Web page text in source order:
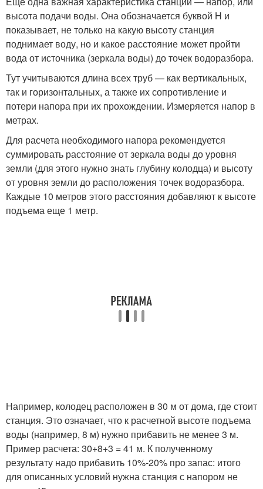
высота подачи воды. Она обозначается буквой H и
показывает, не только на какую высоту станция
поднимает воду, но и какое расстояние может пройти
вода от источника (зеркала воды) до точек водоразбора.
Тут учитываются длина всех труб — как вертикальных,
так и горизонтальных, а также их сопротивление и
потери напора при их прохождении. Измеряется напор в
метрах.
Для расчета необходимого напора рекомендуется
суммировать расстояние от зеркала воды до уровня
земли (для этого нужно знать глубину колодца) и высоту
от уровня земли до расположения точек водоразбора.
Каждые 10 метров этого расстояния добавляют к высоте
подъема еще 1 метр.
Например, колодец расположен в 30 м от дома, где стоит
станция. Это означает, что к расчетной высоте подъема
воды (например, 8 м) нужно прибавить не менее 3 м.
Пример расчета: 30+8+3 = 41 м. К полученному
результату надо прибавить 10%-20% про запас: итого
для описанных условий нужна станция с напором не